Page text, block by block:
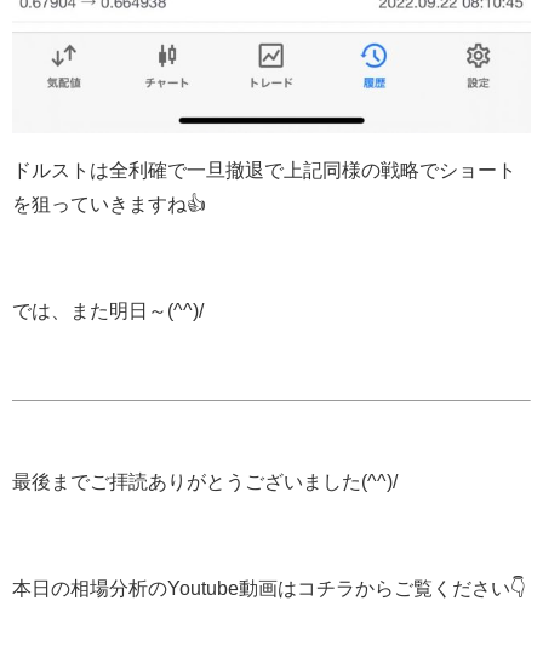
ドルストは全利確で一旦撤退で上記同様の戦略でショート
を狙っていきますね👍
では、また明日～(^^)/
最後までご拝読ありがとうございました(^^)/
本日の相場分析のYoutube動画はコチラからご覧ください👇